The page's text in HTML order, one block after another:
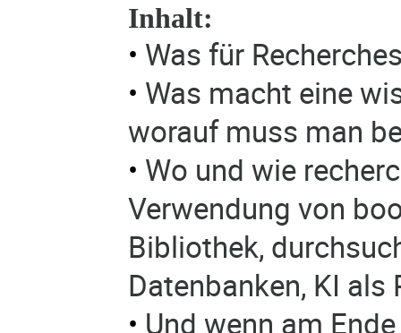
Inhalt:
• Was für
• Was macht eine
worauf muss man
• Wo und wie
Verwendung von
Bibliothek,
Datenbanken, KI
• Und wenn am